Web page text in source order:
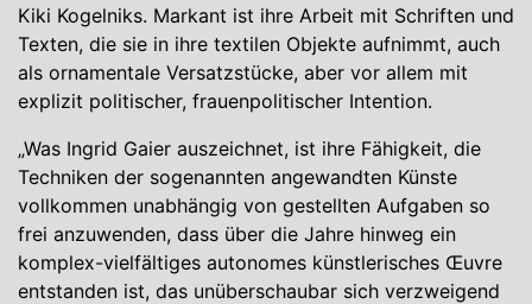
Kiki Kogelniks. Markant ist ihre Arbeit mit Schriften und
Texten, die sie in ihre textilen Objekte aufnimmt, auch
als ornamentale Versatzstücke, aber vor allem mit
explizit politischer, frauenpolitischer Intention.
„Was Ingrid Gaier auszeichnet, ist ihre Fähigkeit, die
Techniken der sogenannten angewandten Künste
vollkommen unabhängig von gestellten Aufgaben so
frei anzuwenden, dass über die Jahre hinweg ein
komplex-vielfältiges autonomes künstlerisches Œuvre
entstanden ist, das unüberschaubar sich verzweigend